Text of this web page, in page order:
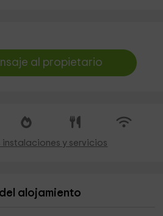
al propietario
instalaciones y servicios
alojamiento